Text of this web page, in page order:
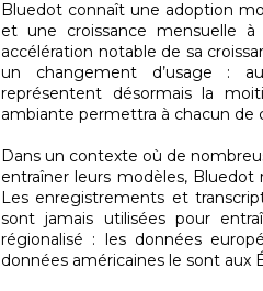
Bluedot connaît une adoption
et une croissance mensuelle
accélération notable de sa
un changement d’usage :
représentent désormais la
ambiante permettra à chacun de
Dans un contexte où de
entraîner leurs modèles,
Les enregistrements et
sont jamais utilisées pour
régionalisé : les données
données américaines le sont aux